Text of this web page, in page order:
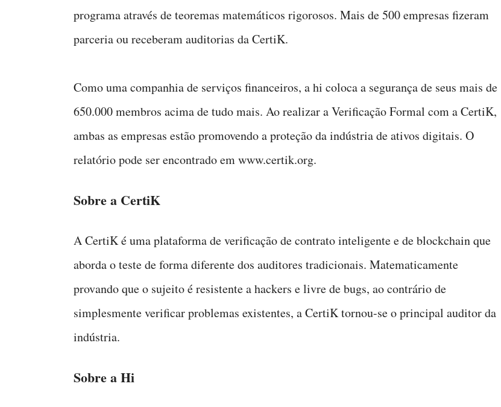
programa através de teoremas matemáticos rigorosos. Mais de 500 empresas fizeram
parceria ou receberam auditorias da CertiK.
Como uma companhia de serviços financeiros, a hi coloca a segurança de seus mais de
650.000 membros acima de tudo mais. Ao realizar a Verificação Formal com a CertiK,
ambas as empresas estão promovendo a proteção da indústria de ativos digitais. O
relatório pode ser encontrado em www.certik.org.
Sobre a CertiK
A CertiK é uma plataforma de verificação de contrato inteligente e de blockchain que
aborda o teste de forma diferente dos auditores tradicionais. Matematicamente
provando que o sujeito é resistente a hackers e livre de bugs, ao contrário de
simplesmente verificar problemas existentes, a CertiK tornou-se o principal auditor da
indústria.
Sobre a Hi